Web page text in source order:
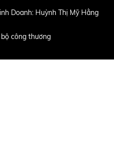
Doanh: Huỳnh Thị Mỹ Hằng